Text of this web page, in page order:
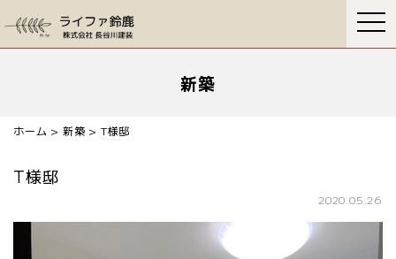
新築
ホーム > 新築 > T様邸
T様邸
2020.05.26